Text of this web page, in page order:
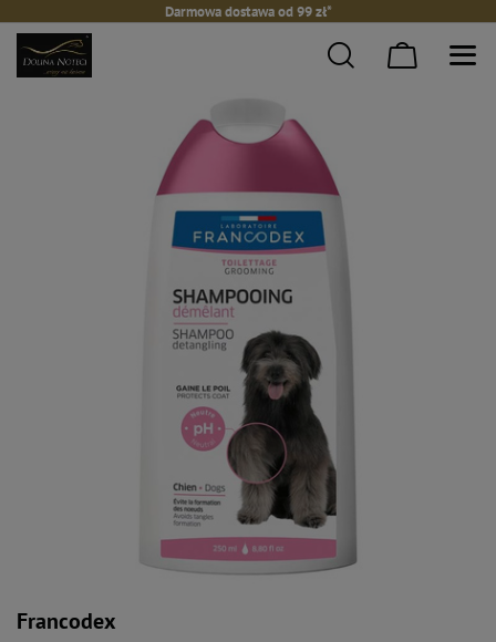
Darmowa dostawa od 99 zł*
Francodex